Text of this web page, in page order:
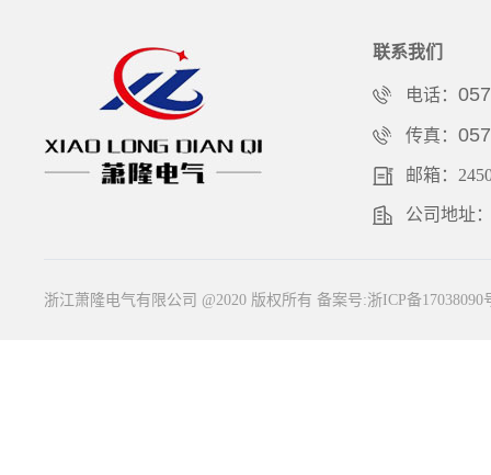
联系我们
电话：
传真：
邮箱：
公司地址
浙江萧隆电气有限公司 @2020 版权所有 备案号:浙ICP备17038090